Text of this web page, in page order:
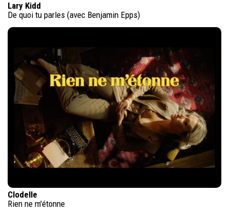
Lary Kidd
De quoi tu parles (avec Benjamin Epps)
Clodelle
Rien ne m'étonne